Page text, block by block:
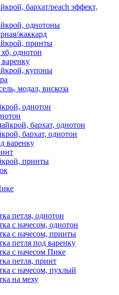
бархат/peach эффект,
однотоны
жаккард
принты
однотон
купоны
модал, вискоза
однотон
бархат, однотон
бархат, однотон
варенку
принты
петля, однотон
с начесом, однотон
с начесом, принты
петля под варенку
с начесом Пике
петля, принт
с начесом, пухлый
на меху